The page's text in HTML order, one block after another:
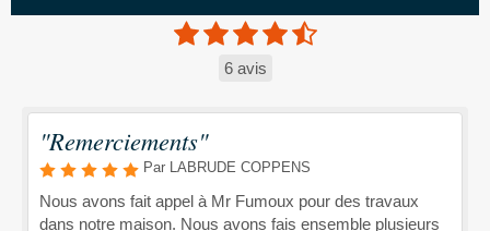
6 avis
"Remerciements"
Par LABRUDE COPPENS
Nous avons fait appel à Mr Fumoux pour des travaux
dans notre maison. Nous avons fais ensemble plusieurs